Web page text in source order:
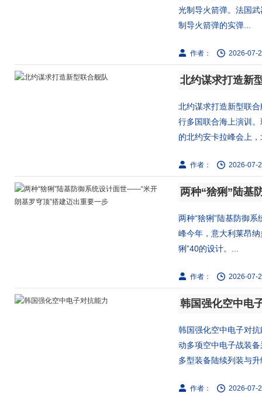
光制导火箭弹。法国
制导火箭弹的实弹...
作者： 2026-07-
北约谋求打造新
北约谋求打造新型联
行多国联合海上演训
的北约安卡拉峰会上
作者： 2026-07-
两种“猞猁”陆基防御
峰今年，意大利莱昂
猁”40的设计。...
作者： 2026-07-
韩国强化空中电
韩国强化空中电子对
动多项空中电子战装
多型装备陆续列装与
作者： 2026-07-